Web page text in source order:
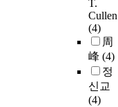
T.
Cullen
(4)
周
峰 (4)
정
신교
(4)